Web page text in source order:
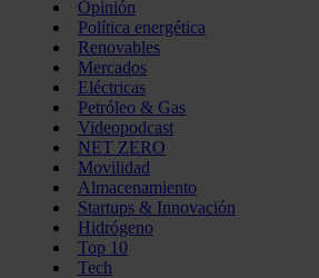
Opinión
Política energética
Renovables
Mercados
Eléctricas
Petróleo & Gas
Videopodcast
NET ZERO
Movilidad
Almacenamiento
Startups & Innovación
Hidrógeno
Top 10
Tech